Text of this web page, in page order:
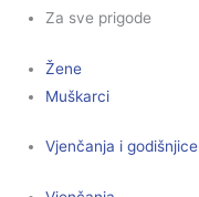
Za sve prigode
Žene
Muškarci
Vjenčanja i godišnjice